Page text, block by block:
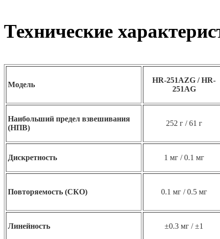
Технические
Модель
HR-251AZG / HR-
251AG
Наибольший предел взвешивания
(НПВ)
252 г/ 61 г
Дискретность 1 мг / 0.1 мг
Повторяемость (СКО) 0.1 мг / 0.5 мг
Линейность ±0.3 мг / ±1